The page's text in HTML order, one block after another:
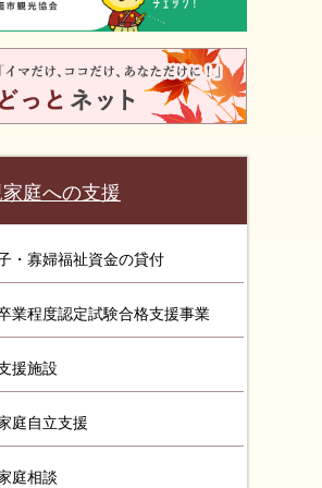
庭への支援
・寡婦福祉資金の貸付
業程度認定試験合格支援事業
援施設
庭自立支援
庭相談